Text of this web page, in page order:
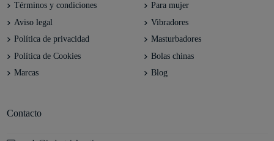
Términos y condiciones
Aviso legal
Política de privacidad
Política de Cookies
Marcas
Para mujer
Vibradores
Masturbadores
Bolas chinas
Blog
Contacto